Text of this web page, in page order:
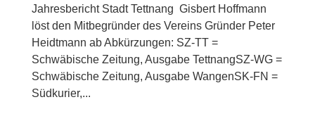
Jahresbericht Stadt Tettnang Gisbert Hoffmann
löst den Mitbegründer des Vereins Gründer Peter
Heidtmann ab Abkürzungen: SZ-TT =
Schwäbische Zeitung, Ausgabe TettnangSZ-WG =
Schwäbische Zeitung, Ausgabe WangenSK-FN =
Südkurier,...